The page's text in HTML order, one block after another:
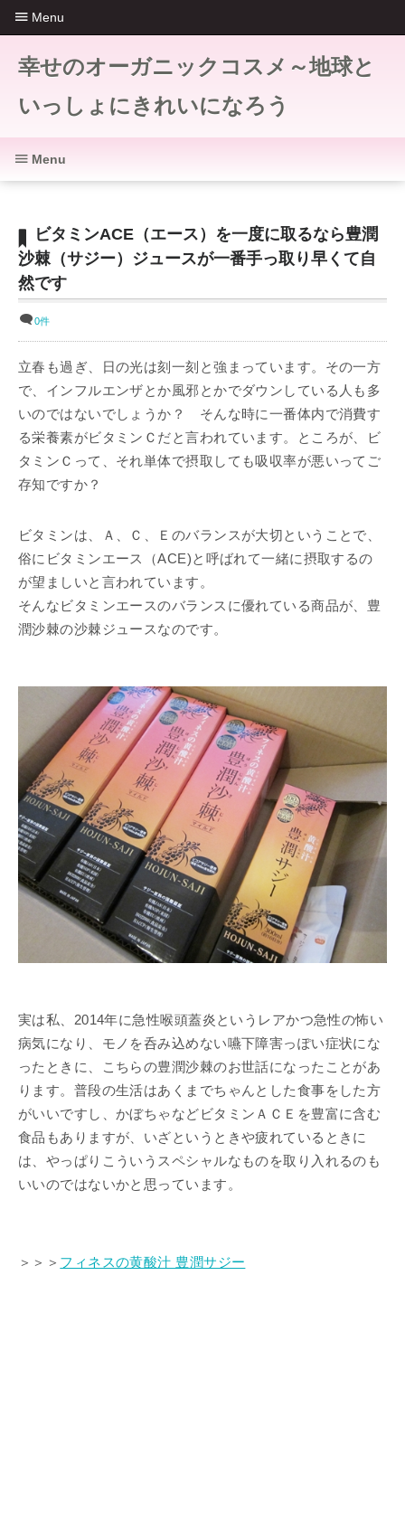
幸せのオーガニックコスメ～地球と
いっしょにきれいになろう
ビタミンACE（エース）を一度に取るなら豊潤
沙棘（サジー）ジュースが一番手っ取り早くて自
然です
0件
立春も過ぎ、日の光は刻一刻と強まっています。その一方
で、インフルエンザとか風邪とかでダウンしている人も多
いのではないでしょうか？ そんな時に一番体内で消費す
る栄養素がビタミンＣだと言われています。ところが、ビ
タミンＣって、それ単体で摂取しても吸収率が悪いってご
存知ですか？
ビタミンは、Ａ、Ｃ、Ｅのバランスが大切ということで、
俗にビタミンエース（ACE)と呼ばれて一緒に摂取するの
が望ましいと言われています。
そんなビタミンエースのバランスに優れている商品が、豊
潤沙棘の沙棘ジュースなのです。
実は私、2014年に急性喉頭蓋炎というレアかつ急性の怖い
病気になり、モノを呑み込めない嚥下障害っぽい症状にな
ったときに、こちらの豊潤沙棘のお世話になったことがあ
ります。普段の生活はあくまでちゃんとした食事をした方
がいいですし、かぼちゃなどビタミンＡＣＥを豊富に含む
食品もありますが、いざというときや疲れているときに
は、やっぱりこういうスペシャルなものを取り入れるのも
いいのではないかと思っています。
＞＞＞ フィネスの黄酸汁 豊潤サジー
Menu
Menu